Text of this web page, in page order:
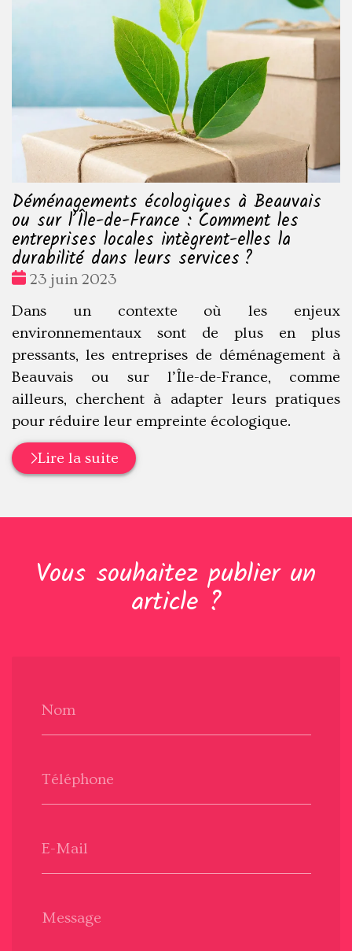
Déménagements écologiques à Beauvais
ou sur l’Île-de-France : Comment les
entreprises locales intègrent-elles la
durabilité dans leurs services ?
Date
23 juin 2023
Dans un contexte où les enjeux
environnementaux sont de plus en plus
pressants, les entreprises de déménagement à
Beauvais ou sur l’Île-de-France, comme
ailleurs, cherchent à adapter leurs pratiques
pour réduire leur empreinte écologique.
Lire la suite
Vous souhaitez publier un
article ?
Nom
Téléphone
E-Mail
Message